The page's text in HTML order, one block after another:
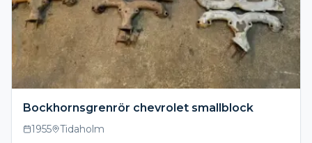
Bockhornsgrenrör chevrolet smallblock
1955 Tidaholm